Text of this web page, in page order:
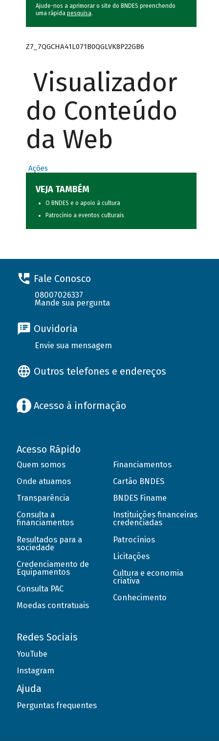
Ajude-nos a aprimorar o site do BNDES preenchendo
uma rápida pesquisa.
Z7_7QGCHA41L071B0QGLVK8P22GB6
Visualizador
do Conteúdo
da Web
Ações
VEJA TAMBÉM
O BNDES e o apoio à cultura
Patrocínio a eventos culturais
Fale Conosco
08007026337
Mande sua pergunta
Ouvidoria
Envie sua mensagem
Outros telefones e endereços
Acesso à informação
Acesso Rápido
Quem somos
Onde atuamos
Transparência
Consulta a
financiamentos
Resultados para a
sociedade
Credenciamento de
Equipamentos
Consulta PAC
Moedas contratuais
Financiamentos
Cartão BNDES
BNDES Finame
Instituições financeiras
credenciadas
Patrocínios
Licitações
Cultura e economia
criativa
Conhecimento
Redes Sociais
YouTube
Instagram
Ajuda
Perguntas frequentes